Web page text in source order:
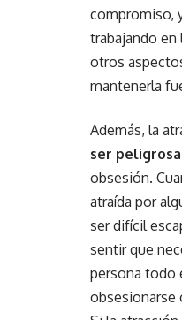
compromiso,
trabajando
otros
mantenerla
Además, la
ser peligrosa
obsesión.
atraída por
ser difícil
sentir que
persona todo
obsesionarse